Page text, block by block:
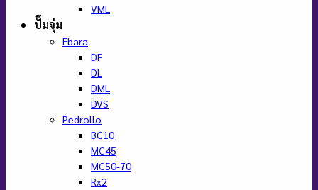
VML
ปั๊มจุ่ม
Ebara
DF
DL
DML
DVS
Pedrollo
BC10
MC45
MC50-70
Rx2